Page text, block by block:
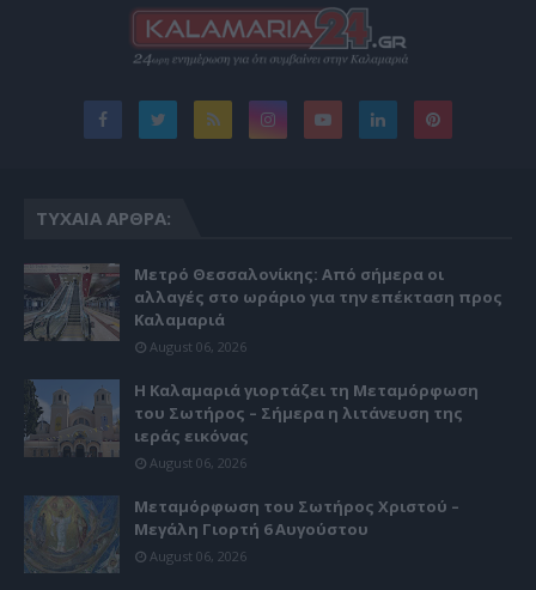
ΤΥΧΑΊΑ ΆΡΘΡΑ:
Μετρό Θεσσαλονίκης: Από σήμερα οι
αλλαγές στο ωράριο για την επέκταση προς
Καλαμαριά
August 06, 2026
Η Καλαμαριά γιορτάζει τη Μεταμόρφωση
του Σωτήρος – Σήμερα η λιτάνευση της
ιεράς εικόνας
August 06, 2026
Μεταμόρφωση του Σωτήρος Χριστού –
Μεγάλη Γιορτή 6 Αυγούστου
August 06, 2026